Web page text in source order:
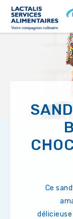
main
content
Ce